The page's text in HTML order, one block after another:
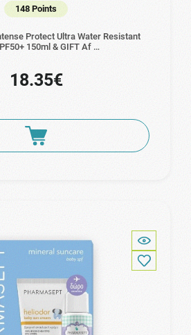
148 Points
Protect Ultra Water Resistant
150ml & GIFT Af …
18.35€